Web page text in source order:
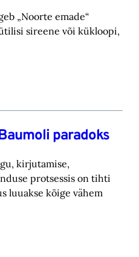
„Noorte emade“
sireene või kük‎loopi,
paradoks
kirjutamise,
protsessis on tihti
luuakse kõige vähem